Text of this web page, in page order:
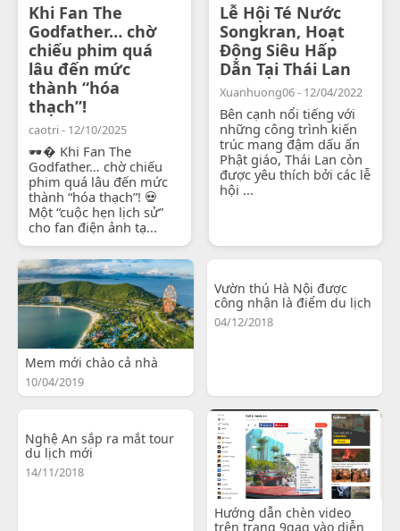
Khi Fan The
Godfather… chờ
chiếu phim quá
lâu đến mức
thành “hóa
thạch”!
caotri - 12/10/2025
🕶� Khi Fan The
Godfather… chờ chiếu
phim quá lâu đến mức
thành “hóa thạch”! 💀
Một “cuộc hẹn lịch sử”
cho fan điện ảnh tạ...
Lễ Hội Té Nước
Songkran, Hoạt
Động Siêu Hấp
Dẫn Tại Thái Lan
Xuanhuong06 - 12/04/2022
Bên cạnh nổi tiếng với
những công trình kiến
trúc mang đậm dấu ấn
Phật giáo, Thái Lan còn
được yêu thích bởi các lễ
hội ...
Mem mới chào cả nhà
10/04/2019
Vườn thú Hà Nội được
công nhận là điểm du lịch
04/12/2018
Nghệ An sắp ra mắt tour
du lịch mới
14/11/2018
Hướng dẫn chèn video
trên trang 9gag vào diễn